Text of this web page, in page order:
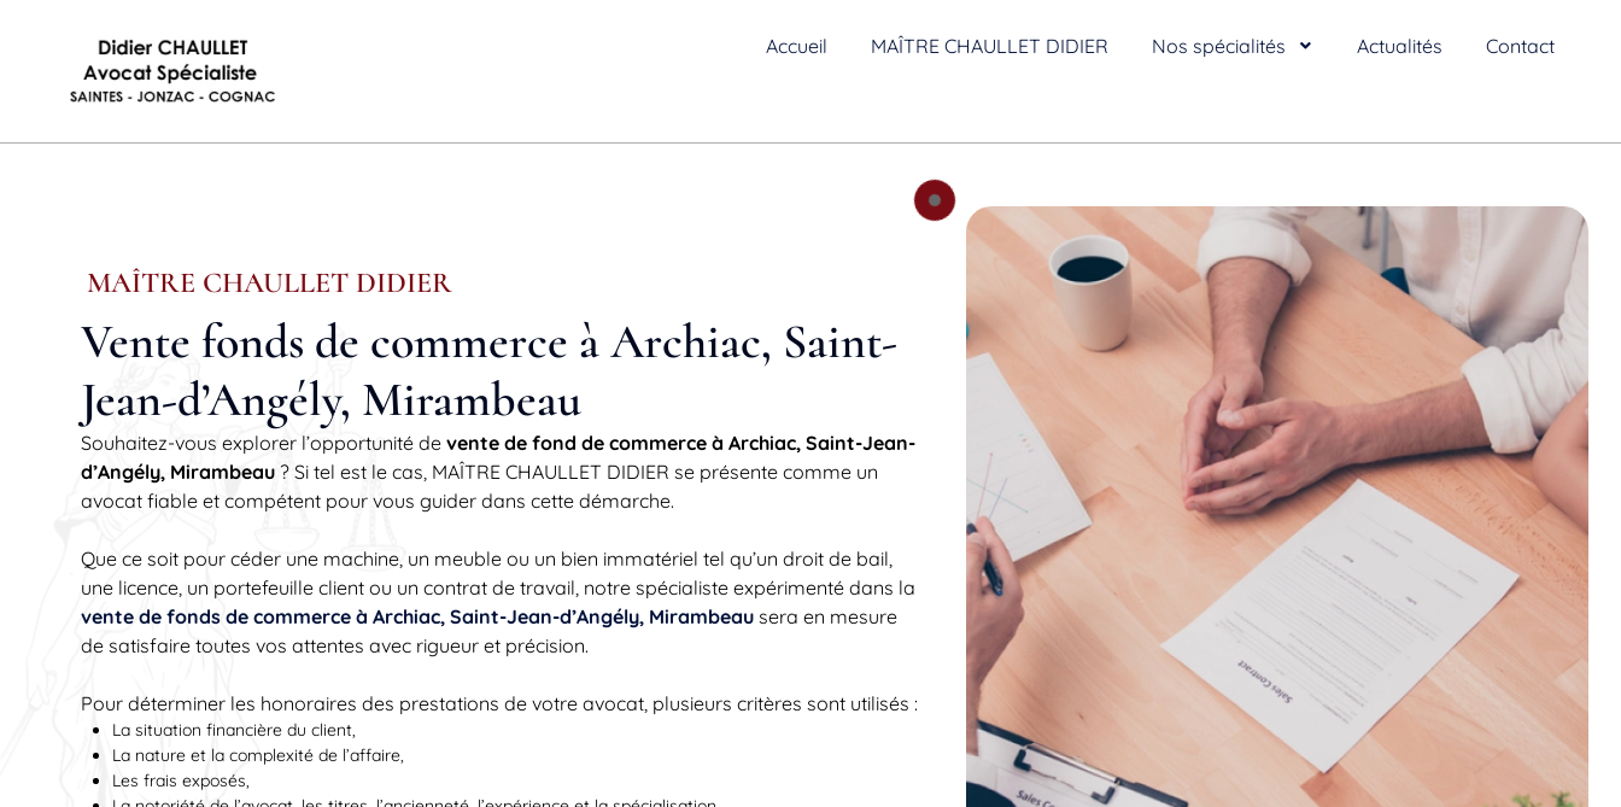
Accueil MAÎTRE CHAULLET DIDIER Nos spécialités Actualités Contact
MAÎTRE CHAULLET DIDIER
Vente fonds de commerce à Archiac, Saint-
Jean-d’Angély, Mirambeau
Souhaitez-vous explorer l’opportunité de vente de fond de commerce à Archiac, Saint-Jean-
d’Angély, Mirambeau? Si tel est le cas, MAÎTRE CHAULLET DIDIER se présente comme un
avocat fiable et compétent pour vous guider dans cette démarche.
Que ce soit pour céder une machine, un meuble ou un bien immatériel tel qu’un droit de bail,
une licence, un portefeuille client ou un contrat de travail, notre spécialiste expérimenté dans la
vente de fonds de commerce à Archiac, Saint-Jean-d’Angély, Mirambeau sera en mesure
de satisfaire toutes vos attentes avec rigueur et précision.
Pour déterminer les honoraires des prestations de votre avocat, plusieurs critères sont utilisés :
La situation financière du client,
La nature et la complexité de l’affaire,
Les frais exposés,